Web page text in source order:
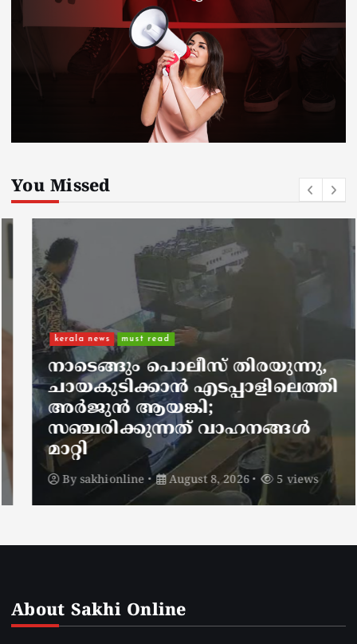
You Missed
kerala news must read
നാടെങ്ങും പൊലീസ് തിരയുന്നു,
ചായകുടിക്കാൻ എടപ്പാളിലെത്തി
അർജുൻ ആയങ്കി;
സഞ്ചരിക്കുന്നത് വാഹനങ്ങൾ
മാറ്റി
Bysakhionline August 8, 2026 5 views
About Sakhi Online